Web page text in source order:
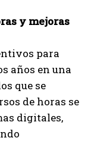
y mejoras
para
años en una
que se
de horas se
digitales,